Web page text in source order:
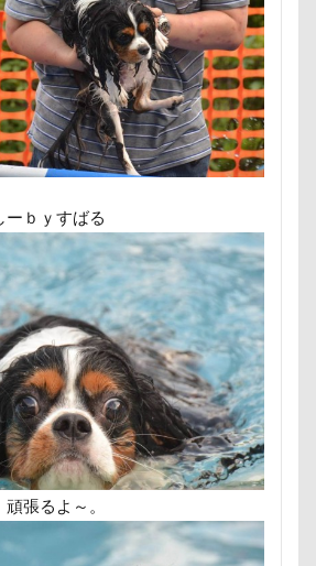
ラス
クール素材
クークチュール
クレオくん
クリリンくん
クリスマス
クリスティーナちゃん
ンプ
クランベリー
クッションカバー
ケガ
ケンシロウくん
コタローくん
コンテスト
ンちゃん
コロンくん
コムギくん
コナちゃん
コテージ
コソドロスヌード
ドロ コスプレ
コジローくん
コアちゃん
ココアくん
ゲンくん
ーｂｙすばる
張るよ～。
寝坊助 富津市
富山県
施町 富山市
富士見高原
士見公園
富士河口湖町
富士吉田市
家宝
小布施ドッグラン
市 川口市 川
嵐山町
島忠ホームズ 岳くん
岩畳
菜 山北町
山中湖村
公園 展望台
屋内ドッグラン
流の里ドギーズアイランド
矢部市 宮城県
室内遊び
土手 夕陽 夏対策
変顔
増税前 埼玉県
地震
国営武蔵丘陵森林公園
湖畔公園
困惑顔
噛み噛み